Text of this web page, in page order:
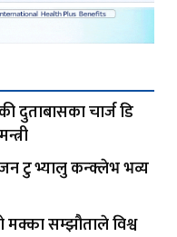
दुताबासका चार्ज डि
टु भ्यालु कन्क्लेभ भव्य
मक्का सम्झौताले विश्व